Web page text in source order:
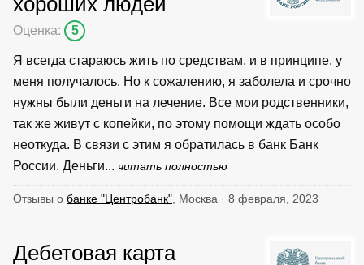
Оценка: 5
Я всегда стараюсь жить по средствам, и в принципе, у
меня получалось. Но к сожалению, я заболела и срочно
нужны были деньги на лечение. Все мои родственники,
так же живут с копейки, по этому помощи ждать особо
неоткуда. В связи с этим я обратилась в банк Банк
России. Деньги... читать полностью
Отзывы о банке "Центробанк" , Москва · 8 февраля, 2023
Дебетовая карта